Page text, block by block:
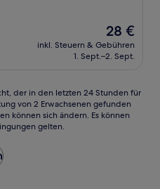
Der
Preis
beträgt
28 €
inkl. Steuern & Gebühren
1. Sept.–2. Sept.
der in den letzten 24 Stunden für
von 2 Erwachsenen gefunden
können sich ändern. Es können
gelten.